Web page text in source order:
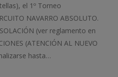
el 1º Torneo
NAVARRO ABSOLUTO.
(ver reglamento en
(ATENCIÓN AL NUEVO
hasta…